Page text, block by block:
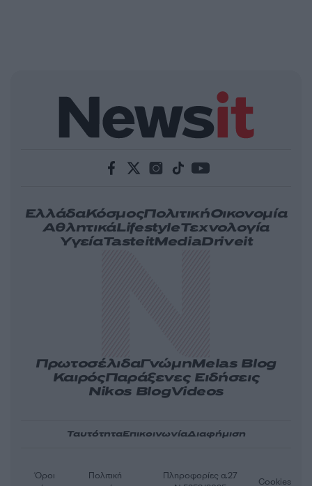
ΕλλάδαΚόσμοςΠολιτικήΟικονομία
ΑθλητικάLifestyleΤεχνολογία
ΥγείαTasteitMediaDriveit
ΠρωτοσέλιδαΓνώμηMelas Blog
ΚαιρόςΠαράξενες Ειδήσεις
Nikos BlogVideos
ΤαυτότηταΕπικοινωνίαΔιαφήμιση
Όροι
Πολιτική
Πληροφορίες α.27
Cookies